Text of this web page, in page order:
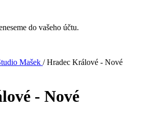
do vašeho účtu.
Mašek / Hradec Králové - Nové
- Nové